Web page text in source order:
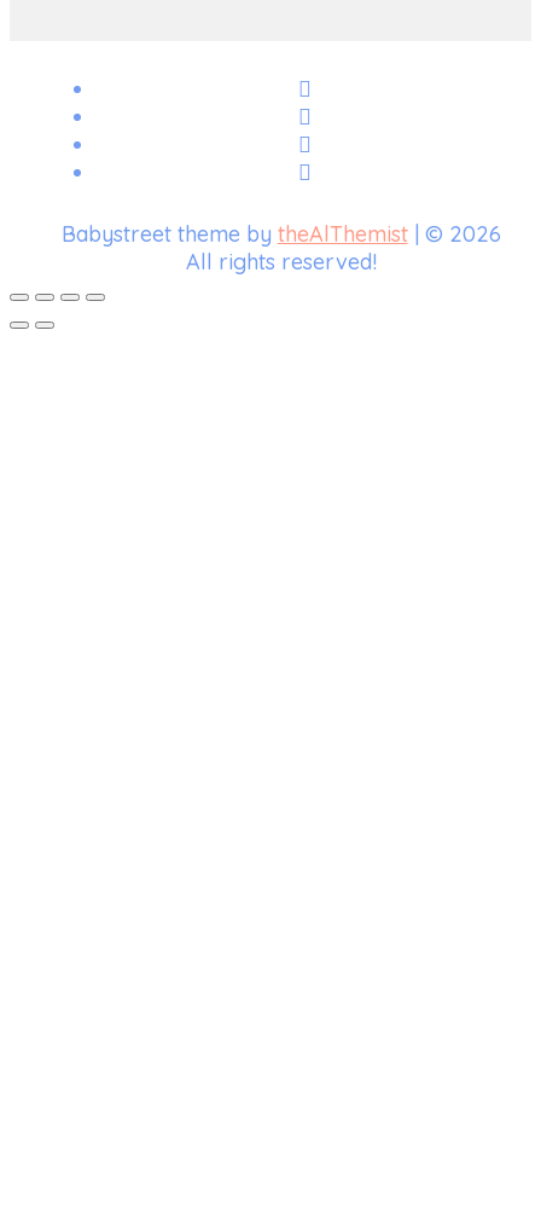
Babystreet theme by theAlThemist| © 2026
All rights reserved!